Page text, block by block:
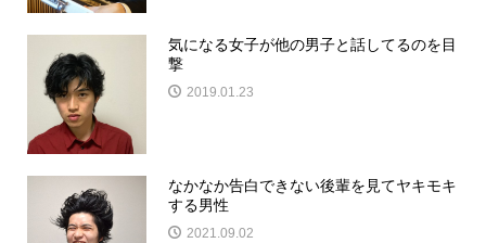
気になる女子が他の男子と話してるのを目
撃
2019.01.23
なかなか告白できない後輩を見てヤキモキ
する男性
2021.09.02